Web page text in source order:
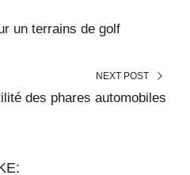
un terrains de golf
NEXT POST
des phares automobiles